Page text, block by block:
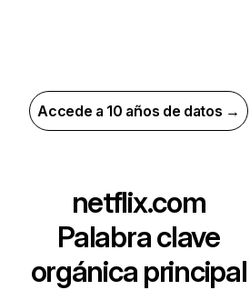
Accede a 10 años de datos →
netflix.com
Palabra clave
orgánica principal